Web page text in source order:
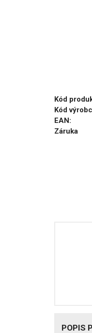
Kód
Kód
EAN:
Záruka
POPIS